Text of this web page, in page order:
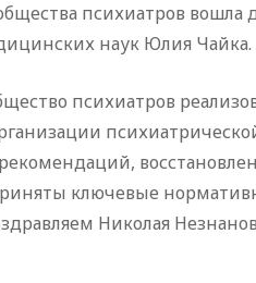
психиатров вошла
наук Юлия Чайка.
психиатров
ключевые
Николая